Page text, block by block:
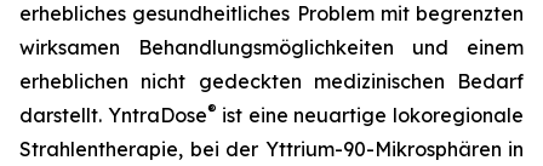
erhebliches gesundheitliches Problem mit begrenzten
wirksamen Behandlungsmöglichkeiten und einem
erheblichen nicht gedeckten medizinischen Bedarf
darstellt. YntraDose® ist eine neuartige lokoregionale
Strahlentherapie, bei der Yttrium-90-Mikrosphären in